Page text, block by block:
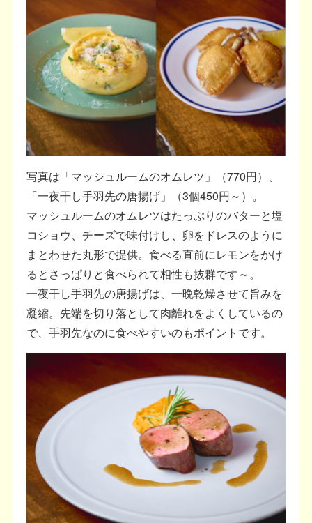
写真は「マッシュルームのオムレツ」（770円）、
「一夜干し手羽先の唐揚げ」（3個450円～）。
マッシュルームのオムレツはたっぷりのバターと塩
コショウ、チーズで味付けし、卵をドレスのように
まとわせた丸形で提供。食べる直前にレモンをかけ
るとさっぱりと食べられて相性も抜群です～。
一夜干し手羽先の唐揚げは、一晩乾燥させて旨みを
凝縮。先端を切り落として肉離れをよくしているの
で、手羽先なのに食べやすいのもポイントです。